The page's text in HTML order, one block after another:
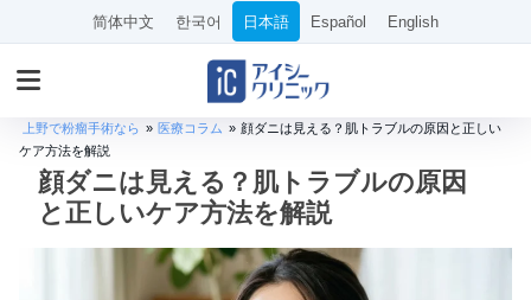
简体中文 한국어 日本語 Español English
上野で粉瘤手術なら » 医療コラム » 顔ダニは見える？肌トラブルの原因と正しい
ケア方法を解説
顔ダニは見える？肌トラブルの原因
と正しいケア方法を解説